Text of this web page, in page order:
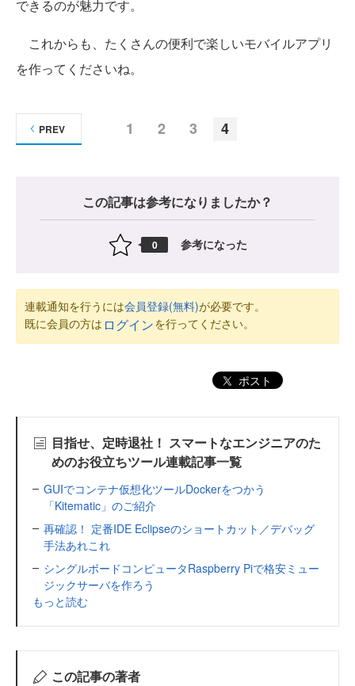
できるのが魅力です。
これからも、たくさんの便利で楽しいモバイルアプリ
を作ってくださいね。
1 2 3 4
PREV
この記事は参考になりましたか？
0 参考になった
連載通知を行うには会員登録(無料)が必要です。
既に会員の方は ログインを行ってください。
ポスト
目指せ、定時退社！ スマートなエンジニアのた
めのお役立ちツール連載記事一覧
GUIでコンテナ仮想化ツールDockerをつかう
「Kitematic」のご紹介
再確認！ 定番IDE Eclipseのショートカット／デバッグ
手法あれこれ
シングルボードコンピュータRaspberry Piで格安ミュー
ジックサーバを作ろう
もっと読む
この記事の著者